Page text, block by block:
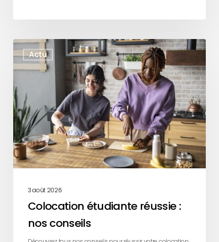
Actu
Colocation
étudiante
réussie
:
nos
conseils
3 août 2026
Colocation étudiante réussie :
nos conseils